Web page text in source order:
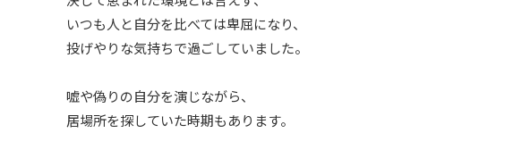
いつも人と自分を比べては卑屈になり、
投げやりな気持ちで過ごしていました。
嘘や偽りの自分を演じながら、
居場所を探していた時期もあります。